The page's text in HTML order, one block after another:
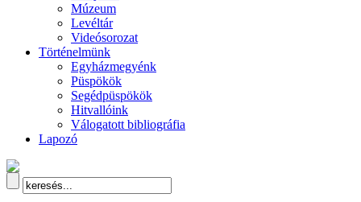
Múzeum
Levéltár
Videósorozat
Történelmünk
Egyházmegyénk
Püspökök
Segédpüspökök
Hitvallóink
Válogatott bibliográfia
Lapozó